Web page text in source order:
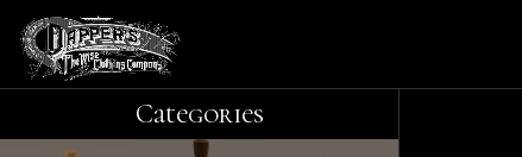
Categories